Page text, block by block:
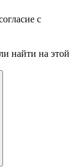
с
найти на этой